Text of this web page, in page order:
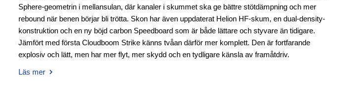
Sphere-geometrin i mellansulan, där kanaler i skummet ska ge bättre stötdämpning och mer
rebound när benen börjar bli trötta. Skon har även uppdaterat Helion HF-skum, en dual-density-
konstruktion och en ny böjd carbon Speedboard som är både lättare och styvare än tidigare.
Jämfört med första Cloudboom Strike känns tvåan därför mer komplett. Den är fortfarande
explosiv och lätt, men har mer flyt, mer skydd och en tydligare känsla av framåtdriv.
Läs mer